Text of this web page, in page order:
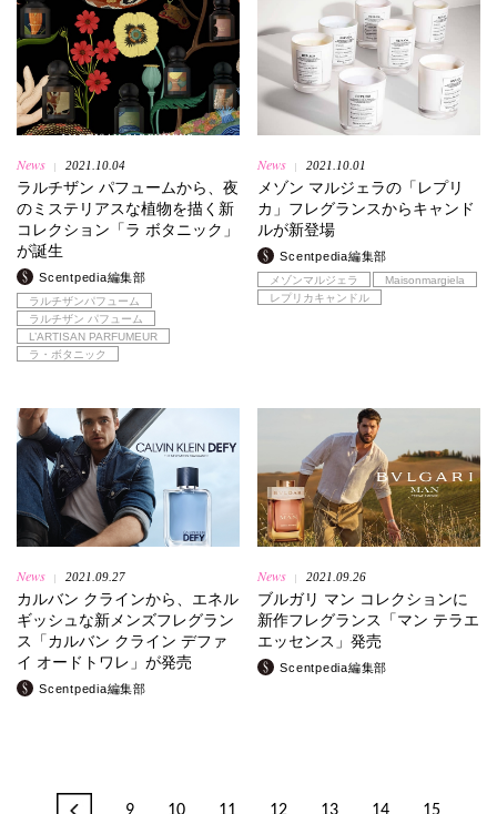
News | 2021.10.04
ラルチザン パフュームから、夜
のミステリアスな植物を描く新
コレクション「ラ ボタニック」
が誕生
Scentpedia編集部
ラルチザンパフューム
ラルチザン パフューム
L’ARTISAN PARFUMEUR
ラ・ボタニック
News | 2021.10.01
メゾン マルジェラの「レプリ
カ」フレグランスからキャンド
ルが新登場
Scentpedia編集部
メゾンマルジェラ
Maisonmargiela
レプリカキャンドル
News 2021.09.27
カルバン クラインから、エネル
ギッシュな新メンズフレグラン
ス「カルバン クライン デファ
イ オードトワレ」が発売
Scentpedia編集部
News 2021.09.26
ブルガリ マン コレクションに
新作フレグランス「マン テラエ
エッセンス」発売
Scentpedia編集部